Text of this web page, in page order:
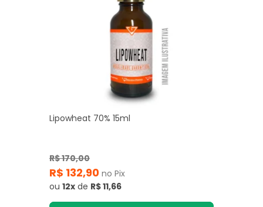
Lipowheat 70% 15ml
R$ 170,00
R$ 132,90 no Pix
ou 12x de R$ 11,66